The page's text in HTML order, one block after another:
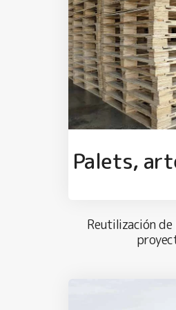
Palets,
Reutilización de